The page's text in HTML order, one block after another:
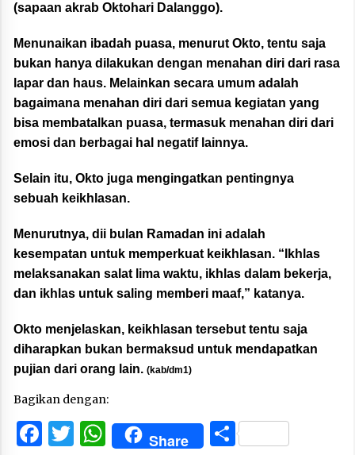
(sapaan akrab Oktohari Dalanggo).
Menunaikan ibadah puasa, menurut Okto, tentu saja
bukan hanya dilakukan dengan menahan diri dari rasa
lapar dan haus. Melainkan secara umum adalah
bagaimana menahan diri dari semua kegiatan yang
bisa membatalkan puasa, termasuk menahan diri dari
emosi dan berbagai hal negatif lainnya.
Selain itu, Okto juga mengingatkan pentingnya
sebuah keikhlasan.
Menurutnya, dii bulan Ramadan ini adalah
kesempatan untuk memperkuat keikhlasan. “Ikhlas
melaksanakan salat lima waktu, ikhlas dalam bekerja,
dan ikhlas untuk saling memberi maaf,” katanya.
Okto menjelaskan, keikhlasan tersebut tentu saja
diharapkan bukan bermaksud untuk mendapatkan
pujian dari orang lain. (kab/dm1)
Bagikan dengan:
Facebook
Twitter
WhatsApp
Share Share